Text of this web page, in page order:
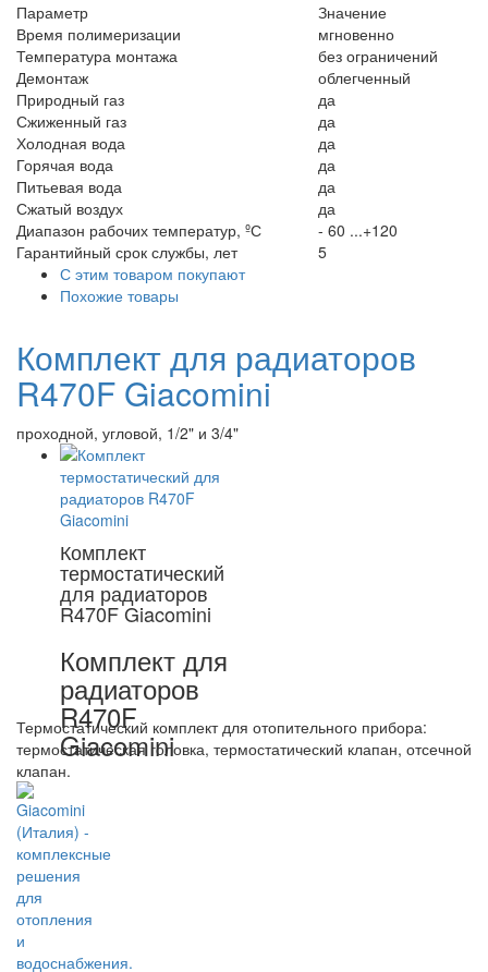
Параметр
Значение
Время полимеризации
мгновенно
Температура монтажа
без ограничений
Демонтаж
облегченный
Природный газ
да
Сжиженный газ
да
Холодная вода
да
Горячая вода
да
Питьевая вода
да
Сжатый воздух
да
Диапазон рабочих температур, ºС
- 60 ...+120
Гарантийный срок службы, лет
5
С этим товаром покупают
Похожие товары
Комплект для радиаторов
R470F Giacomini
проходной, угловой, 1/2" и 3/4"
Комплект
термостатический
для радиаторов
R470F Giacomini
Комплект для
радиаторов
R470F
Giacomini
Термостатический комплект для отопительного прибора:
термостатическая головка, термостатический клапан, отсечной
клапан.